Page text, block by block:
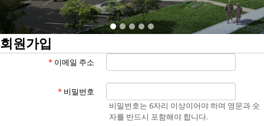
회원가입
* 이메일 주소
* 비밀번호
비밀번호는 6자리 이상이어야 하며 영문과 숫
자를 반드시 포함해야 합니다.